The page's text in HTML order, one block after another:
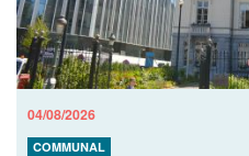
04/08/2026
COMMUNAL